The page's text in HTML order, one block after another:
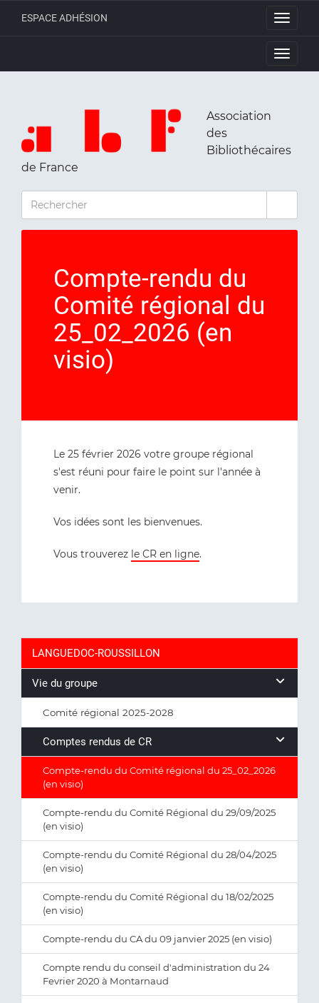
Toggle
ESPACE ADHÉSION
Toggle
Association
des
Bibliothécaires
de France
RECHERCHER
Compte-rendu du
Comité régional du
25_02_2026 (en
visio)
Le 25 février 2026 votre groupe régional
s'est réuni pour faire le point sur l'année à
venir.
Vos idées sont les bienvenues.
Vous trouverez le CR en ligne.
LANGUEDOC-ROUSSILLON
Vie du groupe
Comité régional 2025-2028
Comptes rendus de CR
Compte-rendu du Comité régional du 25_02_2026
(en visio)
Compte-rendu du Comité Régional du 29/09/2025
(en visio)
Compte-rendu du Comité Régional du 28/04/2025
(en visio)
Compte-rendu du Comité Régional du 18/02/2025
(en visio)
Compte-rendu du CA du 09 janvier 2025 (en visio)
Compte rendu du conseil d'administration du 24
Fevrier 2020 à Montarnaud